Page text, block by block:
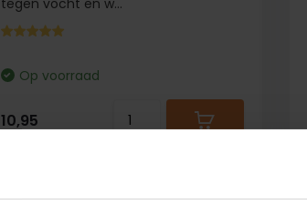
tegen vocht en w...
Op voorraad
10,95